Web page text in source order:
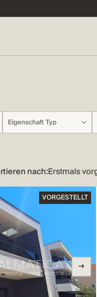
Eigenschaft Typ
nach:
VORGESTELLT